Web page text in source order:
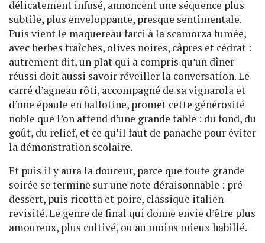
délicatement infusé, annoncent une séquence plus
subtile, plus enveloppante, presque sentimentale.
Puis vient le maquereau farci à la scamorza fumée,
avec herbes fraîches, olives noires, câpres et cédrat :
autrement dit, un plat qui a compris qu’un dîner
réussi doit aussi savoir réveiller la conversation. Le
carré d’agneau rôti, accompagné de sa vignarola et
d’une épaule en ballotine, promet cette générosité
noble que l’on attend d’une grande table : du fond, du
goût, du relief, et ce qu’il faut de panache pour éviter
la démonstration scolaire.
Et puis il y aura la douceur, parce que toute grande
soirée se termine sur une note déraisonnable : pré-
dessert, puis ricotta et poire, classique italien
revisité. Le genre de final qui donne envie d’être plus
amoureux, plus cultivé, ou au moins mieux habillé.